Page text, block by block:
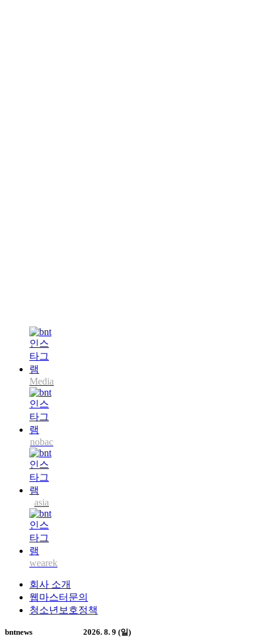
Media
nobac
asia
wearek
회사 소개
웹마스터문의
청소년보호정책
bntnews 2026. 8. 9 (일)